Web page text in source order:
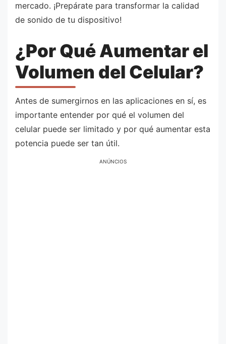
mercado. ¡Prepárate para transformar la calidad
de sonido de tu dispositivo!
¿Por Qué Aumentar el
Volumen del Celular?
Antes de sumergirnos en las aplicaciones en sí, es
importante entender por qué el volumen del
celular puede ser limitado y por qué aumentar esta
potencia puede ser tan útil.
ANÚNCIOS